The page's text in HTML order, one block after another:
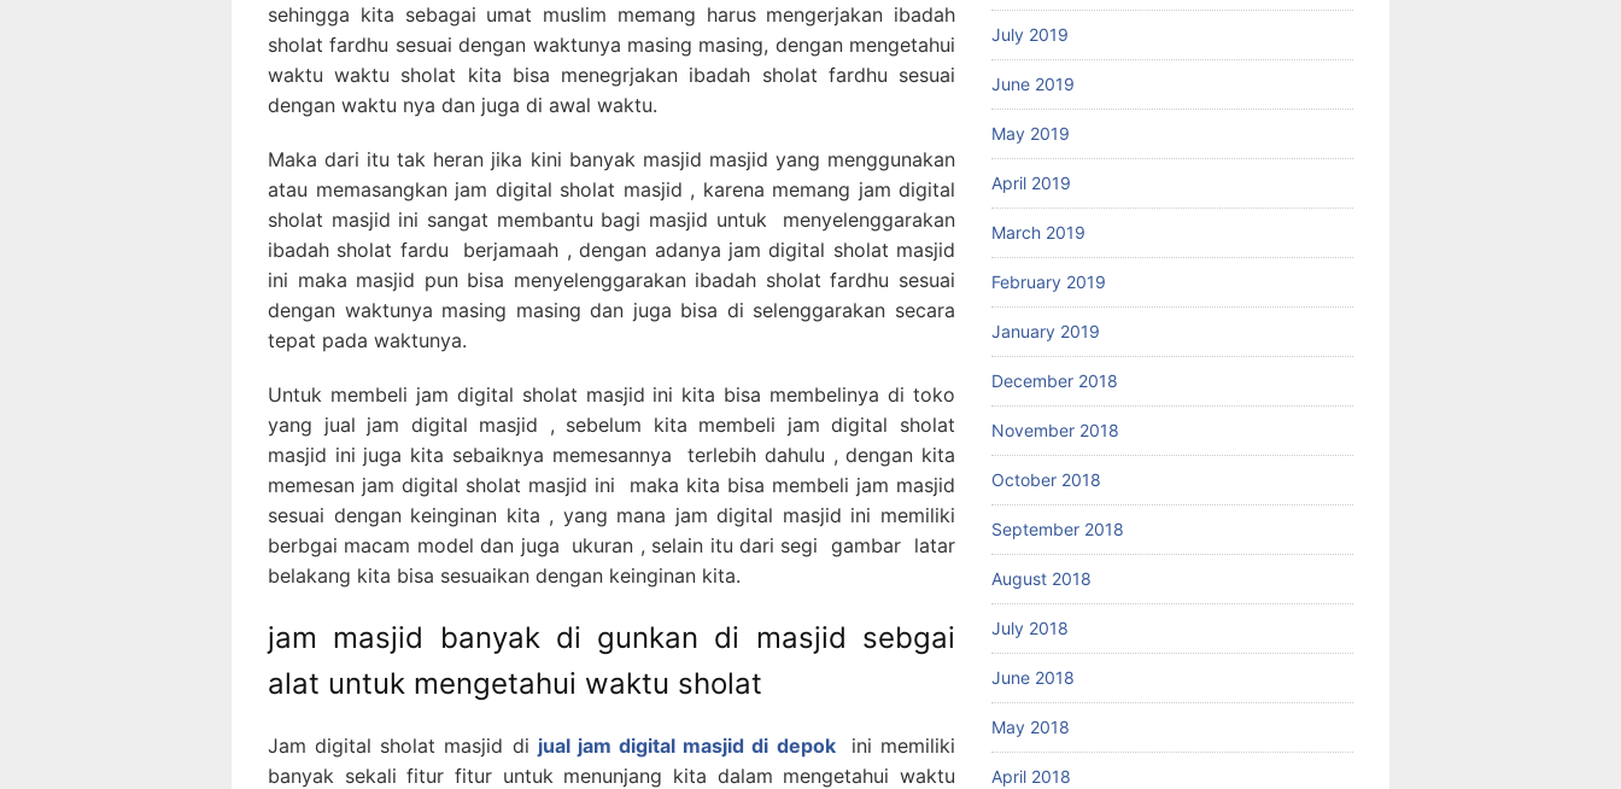
sehingga kita sebagai umat muslim memang harus mengerjakan ibadah
sholat fardhu sesuai dengan waktunya masing masing, dengan mengetahui
waktu waktu sholat kita bisa menegrjakan ibadah sholat fardhu sesuai
dengan waktu nya dan juga di awal waktu.
Maka dari itu tak heran jika kini banyak masjid masjid yang menggunakan
atau memasangkan jam digital sholat masjid , karena memang jam digital
sholat masjid ini sangat membantu bagi masjid untuk menyelenggarakan
ibadah sholat fardu berjamaah , dengan adanya jam digital sholat masjid
ini maka masjid pun bisa menyelenggarakan ibadah sholat fardhu sesuai
dengan waktunya masing masing dan juga bisa di selenggarakan secara
tepat pada waktunya.
Untuk membeli jam digital sholat masjid ini kita bisa membelinya di toko
yang jual jam digital masjid , sebelum kita membeli jam digital sholat
masjid ini juga kita sebaiknya memesannya terlebih dahulu , dengan kita
memesan jam digital sholat masjid ini maka kita bisa membeli jam masjid
sesuai dengan keinginan kita , yang mana jam digital masjid ini memiliki
berbgai macam model dan juga ukuran , selain itu dari segi gambar latar
belakang kita bisa sesuaikan dengan keinginan kita.
jam masjid banyak di gunkan di masjid sebgai
alat untuk mengetahui waktu sholat
Jam digital sholat masjid di jual jam digital masjid di depok
ini memiliki
banyak sekali fitur fitur untuk menunjang kita dalam mengetahui waktu
July 2019
June 2019
May 2019
April 2019
March 2019
February 2019
January 2019
December 2018
November 2018
October 2018
September 2018
August 2018
July 2018
June 2018
May 2018
April 2018